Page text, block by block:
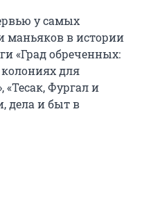
у самых
маньяков в истории
«Град обреченных:
для
Фургал и
дела и быт в